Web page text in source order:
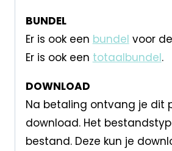
BUNDEL
Er is ook een bundel voor
Er is ook een totaalbundel.
DOWNLOAD
Na betaling ontvang je dit
download. Het
bestand. Deze kun je